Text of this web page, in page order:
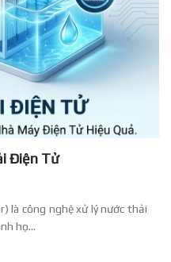
Điện Tử
là công nghệ xử lý nước thải
họ...